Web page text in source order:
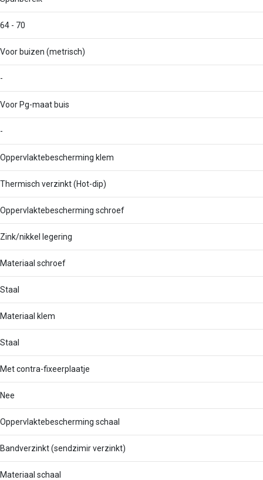
64 - 70
Voor buizen (metrisch)
-
Voor Pg-maat buis
-
Oppervlaktebescherming klem
Thermisch verzinkt (Hot-dip)
Oppervlaktebescherming schroef
Zink/nikkel legering
Materiaal schroef
Staal
Materiaal klem
Staal
Met contra-fixeerplaatje
Nee
Oppervlaktebescherming schaal
Bandverzinkt (sendzimir verzinkt)
Materiaal schaal